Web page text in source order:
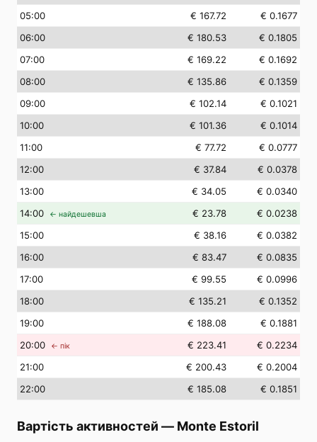
05:00 € 167.72
€ 0.1677
06:00 € 180.53
€ 0.1805
07:00 € 169.22
€ 0.1692
08:00 € 135.86
€ 0.1359
09:00 € 102.14
€ 0.1021
10:00 € 101.36
€ 0.1014
11:00 € 77.72
€ 0.0777
12:00 € 37.84
€ 0.0378
13:00 € 34.05
€ 0.0340
14:00 ← найдешевша € 23.78
€ 0.0238
15:00 € 38.16
€ 0.0382
16:00 € 83.47
€ 0.0835
17:00 € 99.55
€ 0.0996
18:00 € 135.21
€ 0.1352
19:00 € 188.08
€ 0.1881
20:00 ← пік € 223.41
€ 0.2234
21:00 € 200.43
€ 0.2004
22:00 € 185.08 € 0.1851
Вартість активностей — Monte Estoril